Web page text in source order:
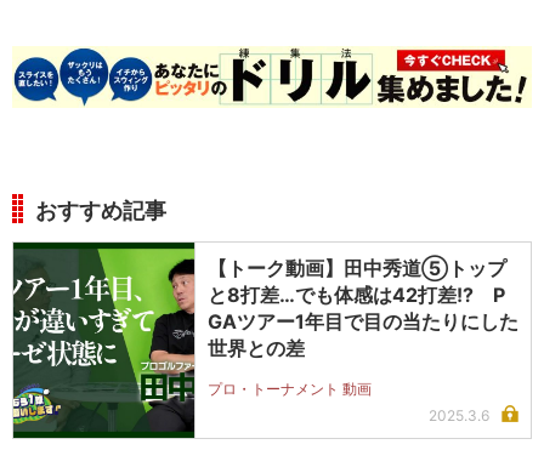
おすすめ記事
【トーク動画】田中秀道⑤トップ
と8打差…でも体感は42打差!? P
GAツアー1年目で目の当たりにした
世界との差
プロ・トーナメント 動画
2025.3.6